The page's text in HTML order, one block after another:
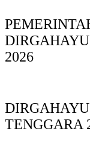
2026
TENGGARA